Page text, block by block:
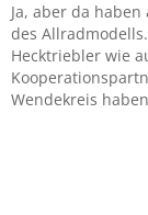
Ja, aber da
des
Hecktriebler wie
Wendekreis